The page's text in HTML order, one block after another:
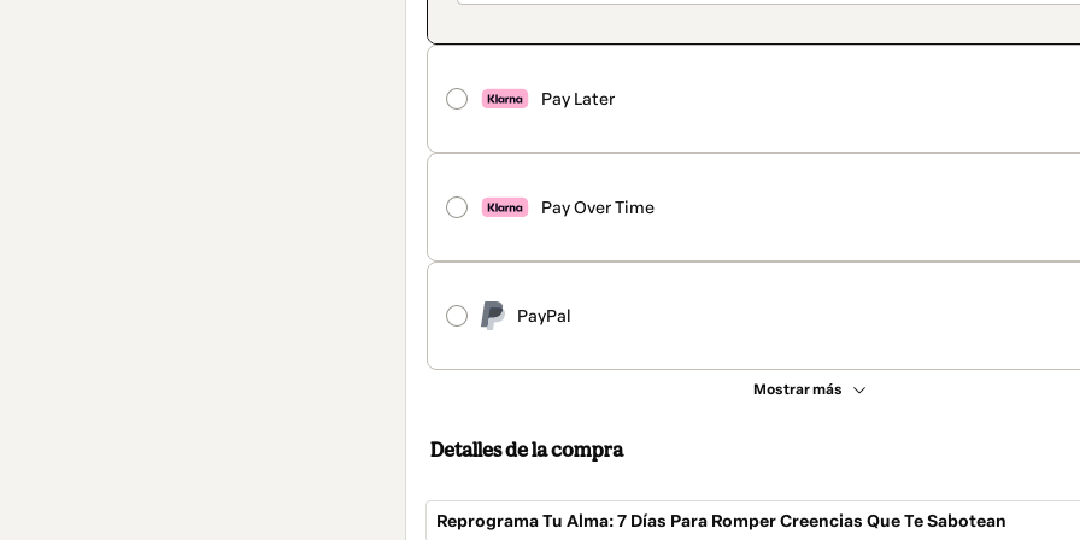
Pay Later
Pay Over Time
PayPal
Mostrar más
Detalles de la compra
Reprograma Tu Alma: 7 Días Para Romper Creencias Que Te Sabotean